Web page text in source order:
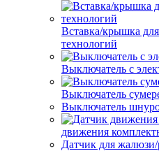
Вставка/крышка
технологий
Выключатель с
Выключатель
Выключатель
движения
Датчик для